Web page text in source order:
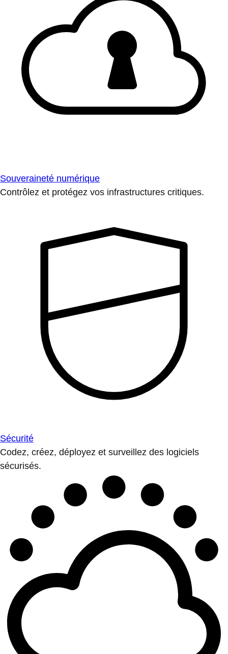
Souveraineté numérique
Contrôlez et protégez vos infrastructures critiques.
Sécurité
Codez, créez, déployez et surveillez des logiciels
sécurisés.